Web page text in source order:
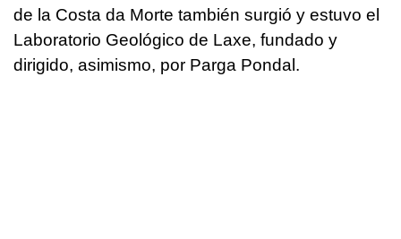
de la Costa da Morte también surgió y estuvo el
Laboratorio Geológico de Laxe, fundado y
dirigido, asimismo, por Parga Pondal.